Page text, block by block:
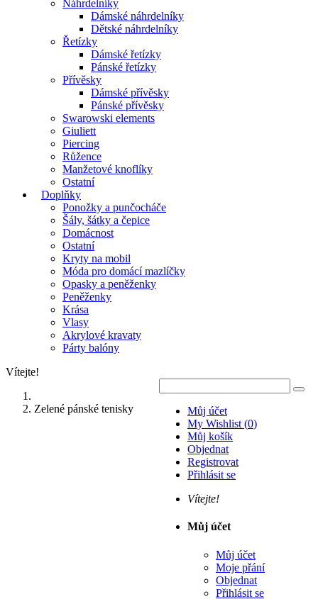
Náhrdelníky
Dámské náhrdelníky
Dětské náhrdelníky
Řetízky
Dámské řetízky
Pánské řetízky
Přívěsky
Dámské přívěsky
Pánské přívěsky
Swarowski elements
Giuliett
Piercing
Růžence
Manžetové knoflíky
Ostatní
Doplňky
Ponožky a punčocháče
Šály, šátky a čepice
Domácnost
Ostatní
Kryty na mobil
Móda pro domácí mazlíčky
Opasky a peněženky
Peněženky
Krása
Vlasy
Akrylové kravaty
Párty balóny
Vítejte!
Můj účet
My Wishlist (0)
Můj košík
Objednat
Registrovat
Přihlásit se
Vítejte!
Můj účet
Můj účet
Moje přání
Objednat
Přihlásit se
Zelené pánské tenisky